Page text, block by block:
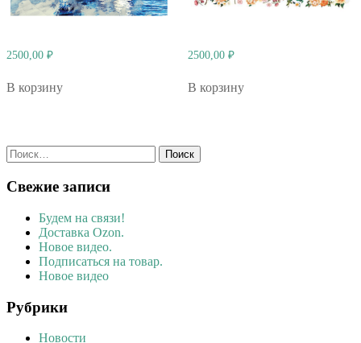
2500,00 ₽
В корзину
2500,00 ₽
В корзину
Найти:
Свежие записи
Будем на связи!
Доставка Ozon.
Новое видео.
Подписаться на товар.
Новое видео
Рубрики
Новости